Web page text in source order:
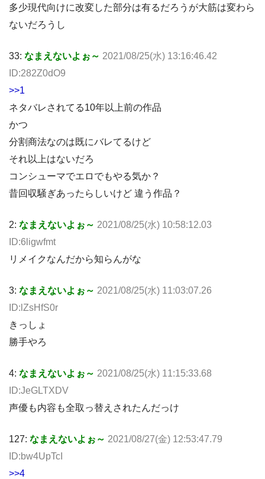
多少現代向けに改変した部分は有るだろうが大筋は変わら
ないだろうし
33: なまえないよぉ～ 2021/08/25(水) 13:16:46.42
ID:282Z0dO9
>>1
ネタバレされてる10年以上前の作品
かつ
分割商法なのは既にバレてるけど
それ以上はないだろ
コンシューマでエロでもやる気か？
昔回収騒ぎあったらしいけど 違う作品？
2: なまえないよぉ～ 2021/08/25(水) 10:58:12.03
ID:6ligwfmt
リメイクなんだから知らんがな
3: なまえないよぉ～ 2021/08/25(水) 11:03:07.26
ID:lZsHfS0r
きっしょ
勝手やろ
4: なまえないよぉ～ 2021/08/25(水) 11:15:33.68
ID:JeGLTXDV
声優も内容も全取っ替えされたんだっけ
127: なまえないよぉ～ 2021/08/27(金) 12:53:47.79
ID:bw4UpTcI
>>4